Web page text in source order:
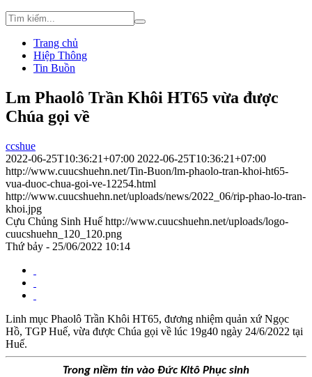
Trang chủ
Hiệp Thông
Tin Buồn
Lm Phaolô Trần Khôi HT65 vừa được
Chúa gọi về
ccshue
2022-06-25T10:36:21+07:00 2022-06-25T10:36:21+07:00
http://www.cuucshuehn.net/Tin-Buon/lm-phaolo-tran-khoi-ht65-
vua-duoc-chua-goi-ve-12254.html
http://www.cuucshuehn.net/uploads/news/2022_06/rip-phao-lo-tran-
khoi.jpg
Cựu Chủng Sinh Huế http://www.cuucshuehn.net/uploads/logo-
cuucshuehn_120_120.png
Thứ bảy - 25/06/2022 10:14
Linh mục Phaolô Trần Khôi HT65, đương nhiệm quản xứ Ngọc
Hồ, TGP Huế, vừa được Chúa gọi về lúc 19g40 ngày 24/6/2022 tại
Huế.
Trong niềm tin vào Đức Kitô Phục sinh